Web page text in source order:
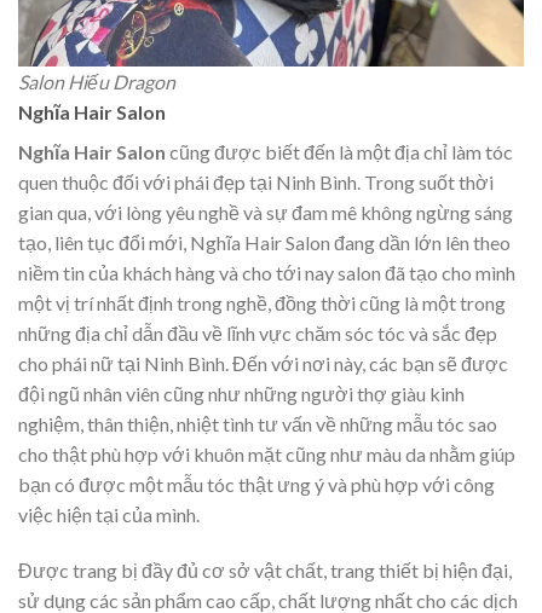
Salon Hiếu Dragon
Nghĩa Hair Salon
Nghĩa Hair Salon cũng được biết đến là một địa chỉ làm tóc
quen thuộc đối với phái đẹp tại Ninh Bình. Trong suốt thời
gian qua, với lòng yêu nghề và sự đam mê không ngừng sáng
tạo, liên tục đổi mới, Nghĩa Hair Salon đang dần lớn lên theo
niềm tin của khách hàng và cho tới nay salon đã tạo cho mình
một vị trí nhất định trong nghề, đồng thời cũng là một trong
những địa chỉ dẫn đầu về lĩnh vực chăm sóc tóc và sắc đẹp
cho phái nữ tại Ninh Bình. Đến với nơi này, các bạn sẽ được
đội ngũ nhân viên cũng như những người thợ giàu kinh
nghiệm, thân thiện, nhiệt tình tư vấn về những mẫu tóc sao
cho thật phù hợp với khuôn mặt cũng như màu da nhằm giúp
bạn có được một mẫu tóc thật ưng ý và phù hợp với công
việc hiện tại của mình.
Được trang bị đầy đủ cơ sở vật chất, trang thiết bị hiện đại,
sử dụng các sản phẩm cao cấp, chất lượng nhất cho các dịch